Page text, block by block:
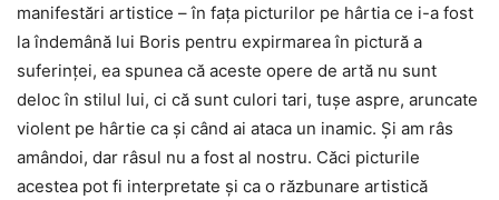
manifestări artistice – în fața picturilor pe hârtia ce i-a fost
la îndemână lui Boris pentru expirmarea în pictură a
suferinței, ea spunea că aceste opere de artă nu sunt
deloc în stilul lui, ci că sunt culori tari, tușe aspre, aruncate
violent pe hârtie ca și când ai ataca un inamic. Și am râs
amândoi, dar râsul nu a fost al nostru. Căci picturile
acestea pot fi interpretate și ca o răzbunare artistică